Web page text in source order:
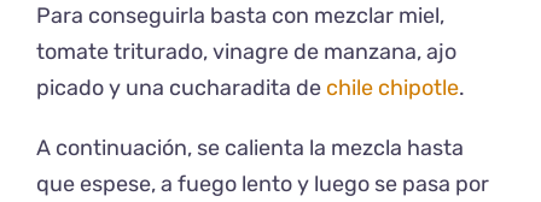
Para conseguirla basta con mezclar miel,
tomate triturado, vinagre de manzana, ajo
picado y una cucharadita de chile chipotle.
A continuación, se calienta la mezcla hasta
que espese, a fuego lento y luego se pasa por